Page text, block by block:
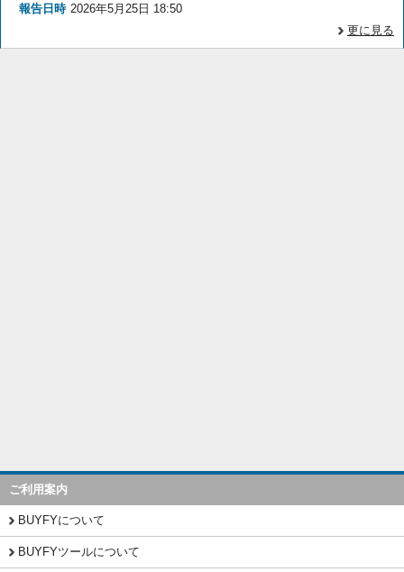
報告日時 2026年5月25日 18:50
更に見る
ご利用案内
BUYFYについて
BUYFYツールについて